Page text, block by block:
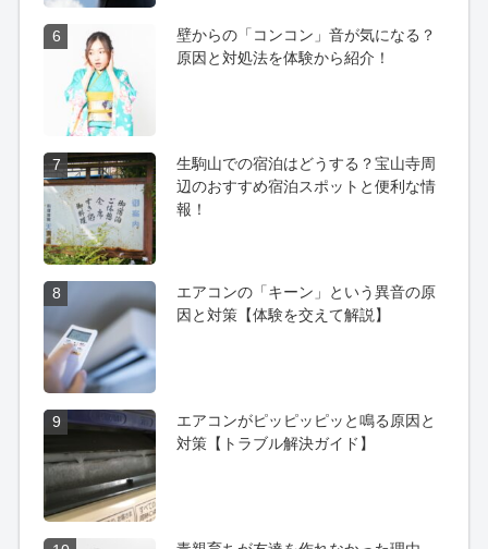
6
壁からの「コンコン」音が気になる？
原因と対処法を体験から紹介！
7
生駒山での宿泊はどうする？宝山寺周
辺のおすすめ宿泊スポットと便利な情
報！
8
エアコンの「キーン」という異音の原
因と対策【体験を交えて解説】
9
エアコンがピッピッピッと鳴る原因と
対策【トラブル解決ガイド】